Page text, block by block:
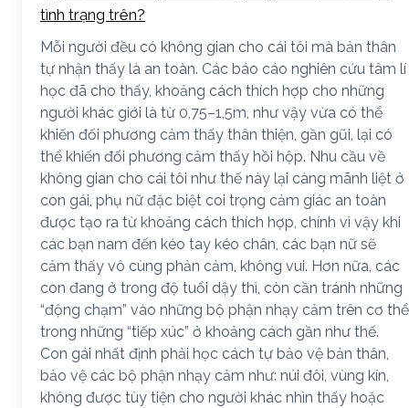
tình trạng trên?
Mỗi người đều có không gian cho cái tôi mà bản thân
tự nhận thấy là an toàn. Các báo cáo nghiên cứu tâm lí
học đã cho thấy, khoảng cách thích hợp cho những
người khác giới là từ 0,75–1,5m, như vậy vừa có thể
khiến đối phương cảm thấy thân thiện, gần gũi, lại có
thể khiến đối phương cảm thấy hồi hộp. Nhu cầu về
không gian cho cái tôi như thế này lại càng mãnh liệt ở
con gái, phụ nữ đặc biệt coi trọng cảm giác an toàn
được tạo ra từ khoảng cách thích hợp, chính vì vậy khi
các bạn nam đến kéo tay kéo chân, các bạn nữ sẽ
cảm thấy vô cùng phản cảm, không vui. Hơn nữa, các
con đang ở trong độ tuổi dậy thì, còn cần tránh những
“động chạm” vào những bộ phận nhạy cảm trên cơ thể
trong những “tiếp xúc” ở khoảng cách gần như thế.
Con gái nhất định phải học cách tự bảo vệ bản thân,
bảo vệ các bộ phận nhạy cảm như: núi đôi, vùng kín,
không được tùy tiện cho người khác nhìn thấy hoặc